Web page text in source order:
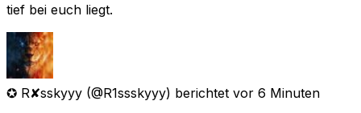
tief bei euch liegt.
✪ R✘sskyyy (@R1ssskyyy) berichtet vor 6 Minuten